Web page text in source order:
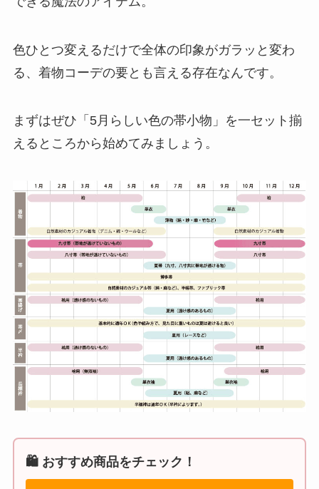
色ひとつ変えるだけで全体の印象がガラッと変わ
る、着物コーデの要とも言える存在なんです。
まずはぜひ「5月らしい色の帯小物」を一セット揃
えるところから始めてみましょう。
🛍️ おすすめ商品をチェック！